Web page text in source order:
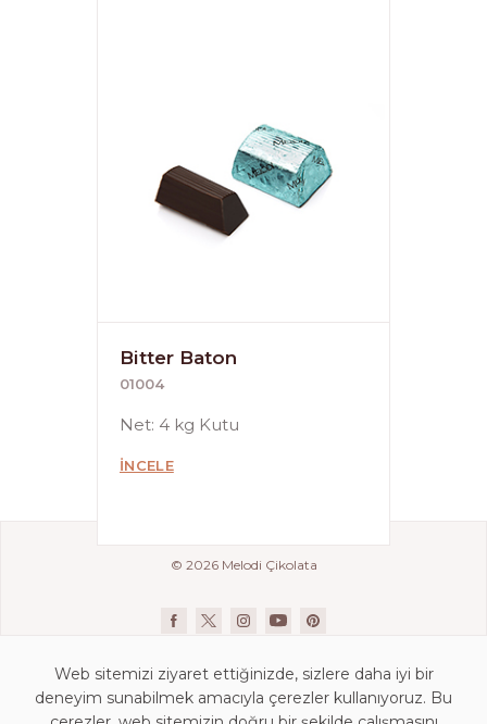
Bitter Baton
01004
Net: 4 kg Kutu
İNCELE
© 2026 Melodi Çikolata
Web sitemizi ziyaret ettiğinizde, sizlere daha iyi bir
deneyim sunabilmek amacıyla çerezler kullanıyoruz. Bu